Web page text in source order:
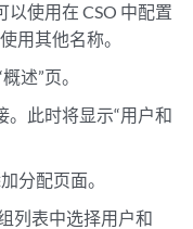
以使用在 CSO 中配置
用其他名称。
述”页。
。此时将显示“用户和
分配页面。
列表中选择用户和